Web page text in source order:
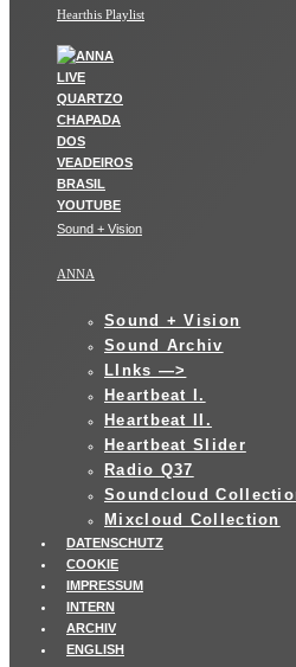
Hearthis Playlist
Sound + Vision
ANNA
Sound + Vision
Sound Archiv
LInks —>
Heartbeat I.
Heartbeat II.
Heartbeat Slider
Radio Q37
Soundcloud
Mixcloud Collection
DATENSCHUTZ
COOKIE
IMPRESSUM
INTERN
ARCHIV
ENGLISH